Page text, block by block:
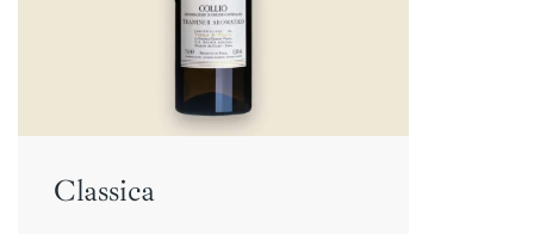
Classica